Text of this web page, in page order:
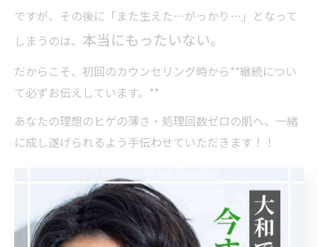
ですが、その後に「また生えた…がっかり…」となって
しまうのは、 本当にもったいない。
だからこそ、初回のカウンセリング時から**継続につい
て必ずお伝えしています。**
あなたの理想のヒゲの薄さ・処理回数ゼロの肌へ、一緒
に成し遂げられるよう手伝わせていただきます！！
まとめ｜「ヒゲ脱毛は3回で終わ
りません。でも、必ずゴールは見